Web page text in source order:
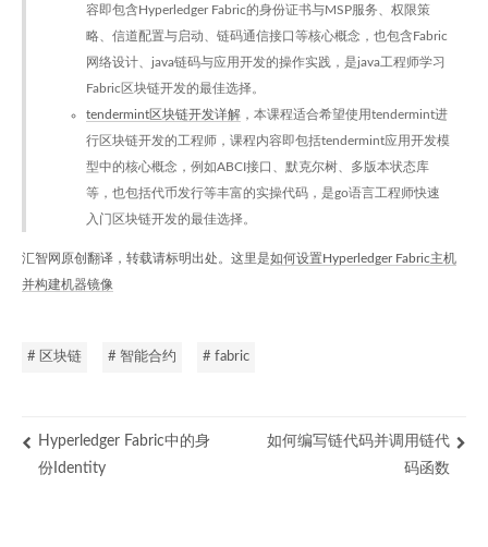
容即包含Hyperledger Fabric的身份证书与MSP服务、权限策
略、信道配置与启动、链码通信接口等核心概念，也包含Fabric
网络设计、java链码与应用开发的操作实践，是java工程师学习
Fabric区块链开发的最佳选择。
tendermint区块链开发详解 ，本课程适合希望使用tendermint进
行区块链开发的工程师，课程内容即包括tendermint应用开发模
型中的核心概念，例如ABCI接口、默克尔树、多版本状态库
等，也包括代币发行等丰富的实操代码，是go语言工程师快速
入门区块链开发的最佳选择。
汇智网原创翻译，转载请标明出处。这里是如何设置Hyperledger Fabric主机
并构建机器镜像
# 区块链 # 智能合约 # fabric
Hyperledger Fabric中的身
份Identity
如何编写链代码并调用链代
码函数